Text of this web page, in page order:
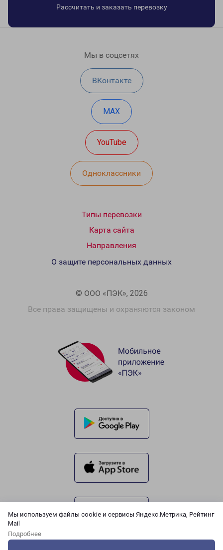
Мы используем файлы cookie и сервисы Яндекс.Метрика, Рейтинг
Mail
Подробнее
Рассчитать и заказать перевозку
Мы в соцсетях
ВКонтакте
MAX
YouTube
Одноклассники
Типы перевозки
Карта сайта
Направления
© ООО «ПЭК», 2026
Все права защищены и охраняются законом
О защите персональных данных